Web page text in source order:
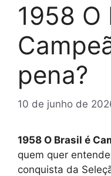
1958 O
pena?
10 de junho de
1958 O Brasil é
quem quer
conquista da